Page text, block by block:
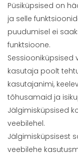
Püsiküpsised on
ja selle
puudumisel ei
funktsioone.
kasutaja poolt
kasutajanimi,
tõhusamaid ja
Jälgimisküpsised
veebilehel.
Jälgimisküpsisest
veebilehe